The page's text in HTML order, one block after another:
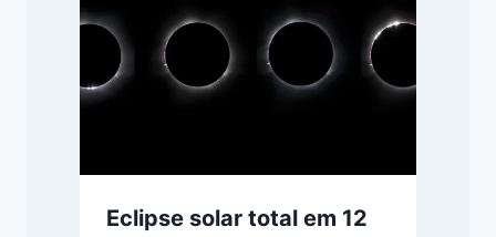
Eclipse solar total em 12